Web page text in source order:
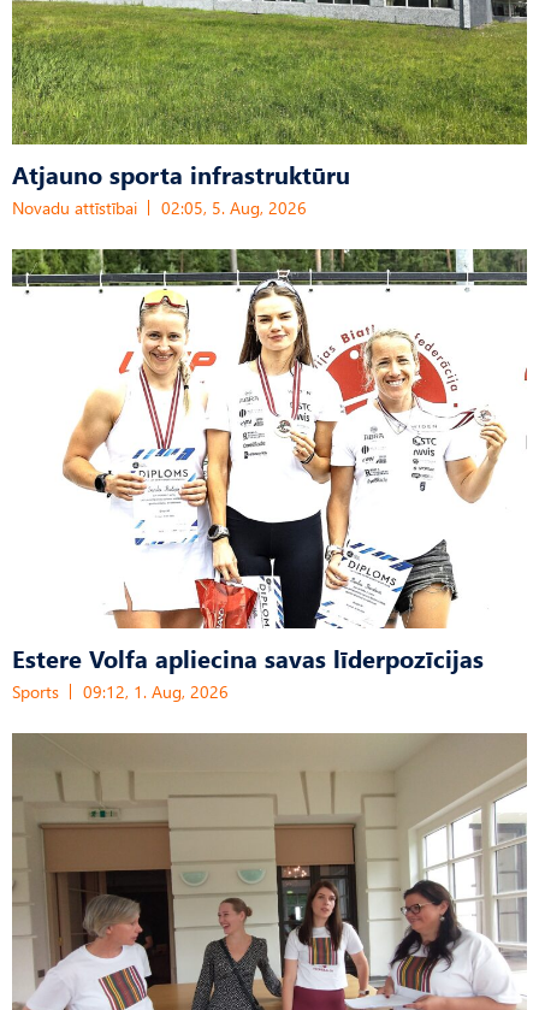
Atjauno sporta infrastruktūru
Novadu attīstībai 02:05, 5. Aug, 2026
Estere Volfa apliecina savas līderpozīcijas
Sports 09:12, 1. Aug, 2026